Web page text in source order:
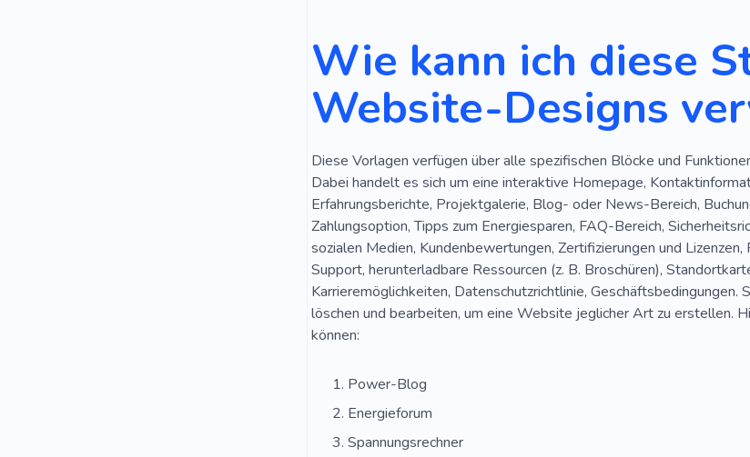
Wie kann ich diese
Website-Designs
Diese Vorlagen verfügen über alle spezifischen Blöcke und
Dabei handelt es sich um eine interaktive Homepage,
Erfahrungsberichte, Projektgalerie, Blog- oder News-Bereich,
Zahlungsoption, Tipps zum Energiesparen, FAQ-Bereich,
sozialen Medien, Kundenbewertungen, Zertifizierungen und
Support, herunterladbare Ressourcen (z. B. Broschüren),
Karrieremöglichkeiten, Datenschutzrichtlinie, Geschäftsbedingungen.
löschen und bearbeiten, um eine Website jeglicher Art zu erstellen.
können:
Power-Blog
Energieforum
Spannungsrechner